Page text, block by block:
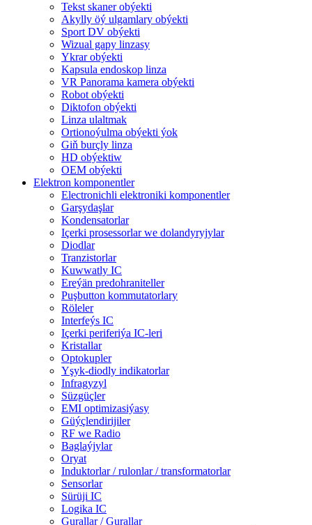
Tekst skaner obýekti
Akylly öý ulgamlary obýekti
Sport DV obýekti
Wizual gapy linzasy
Ykrar obýekti
Kapsula endoskop linza
VR Panorama kamera obýekti
Robot obýekti
Diktofon obýekti
Linza ulaltmak
Ortionoýulma obýekti ýok
Giň burçly linza
HD obýektiw
OEM obýekti
Elektron komponentler
Electronichli elektroniki komponentler
Garşydaşlar
Kondensatorlar
Içerki prosessorlar we dolandyryjylar
Diodlar
Tranzistorlar
Kuwwatly IC
Ereýän predohraniteller
Puşbutton kommutatorlary
Röleler
Interfeýs IC
Içerki periferiýa IC-leri
Kristallar
Optokupler
Yşyk-diodly indikatorlar
Infragyzyl
Süzgüçler
EMI optimizasiýasy
Güýçlendirijiler
RF we Radio
Baglaýjylar
Oryat
Induktorlar / rulonlar / transformatorlar
Sensorlar
Sürüji IC
Logika IC
Gurallar / Gurallar